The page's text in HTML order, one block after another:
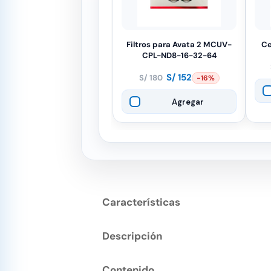
Filtros para Avata 2 MCUV-
CPL-ND8-16-32-64
S/ 180
El
precio
original
era:
S/ 180.
S/152
El
precio
actual
es:
S/ 152.
-16%
Agregar
Características
Descripción